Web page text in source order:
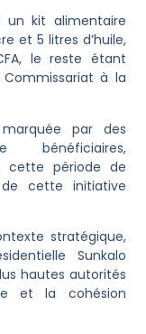
un kit alimentaire
et 5 litres d’huile,
le reste étant
Commissariat à la
par des
bénéficiaires,
cette période de
de cette initiative
stratégique,
Sunkalo
hautes autorités
et la cohésion